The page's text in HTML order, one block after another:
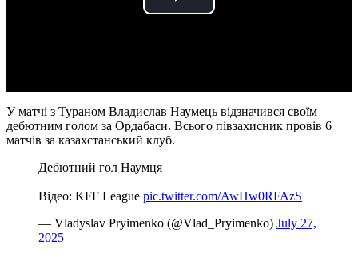
Play
У матчі з Тураном Владислав Наумець відзначився своїм
дебютним голом за Ордабаси. Всього півзахисник провів 6
матчів за казахстанський клуб.
Дебютний гол Наумця
Відео: KFF League pic.twitter.com/AwHw0RFAzS
— Vladyslav Pryimenko (@Vlad_Pryimenko) July 27,
2025